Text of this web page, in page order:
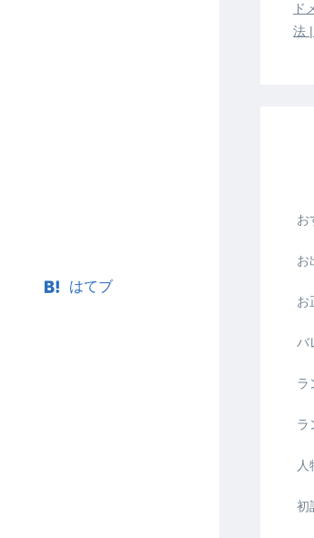
はてブ
ド
法
お
お
お
バ
ラ
ラ
人
初